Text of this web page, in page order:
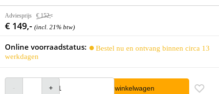
Adviesprijs € 152,-
€ 149,- (incl. 21% btw)
Online voorraadstatus:
Bestel nu en ontvang binnen circa 13
werkdagen
In winkelwagen